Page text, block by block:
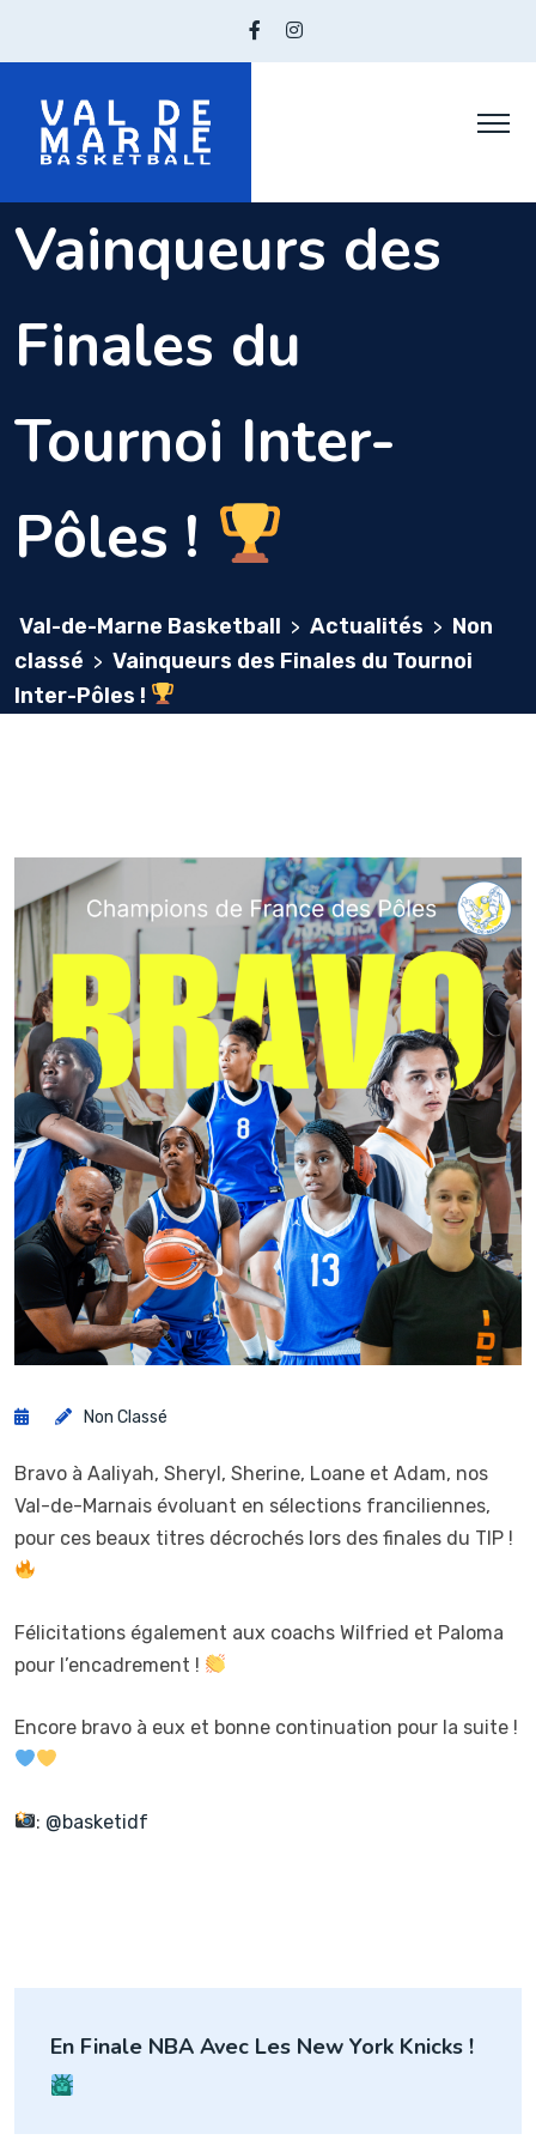
Vainqueurs des
Finales du
Tournoi Inter-
Pôles !
Val-de-Marne Basketball > Actualités > Non
classé > Vainqueurs des Finales du Tournoi
Inter-Pôles !
Non Classé
Bravo à Aaliyah, Sheryl, Sherine, Loane et Adam, nos
Val-de-Marnais évoluant en sélections franciliennes,
pour ces beaux titres décrochés lors des finales du TIP !
Félicitations également aux coachs Wilfried et Paloma
pour l’encadrement !
Encore bravo à eux et bonne continuation pour la suite !
: @basketidf
de
l’article
En Finale NBA Avec Les New York Knicks !